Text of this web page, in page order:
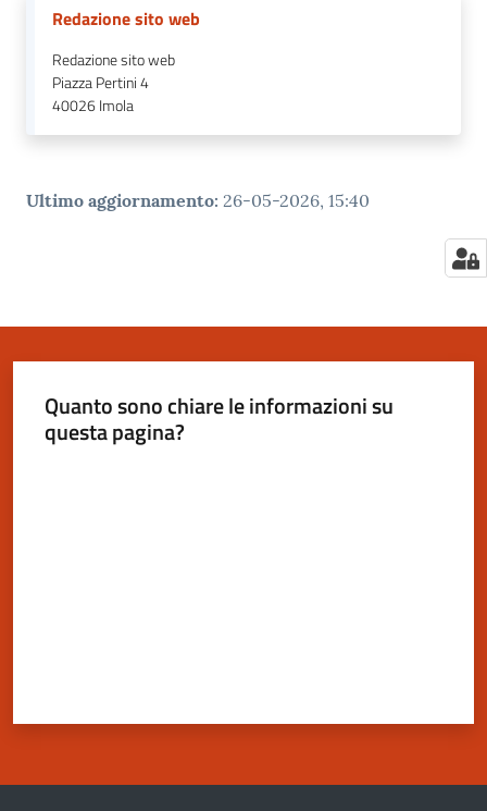
Redazione sito web
Redazione sito web
Piazza Pertini 4
40026Imola
Ultimo aggiornamento: 26-05-2026, 15:40
Quanto sono chiare le informazioni su
questa pagina?